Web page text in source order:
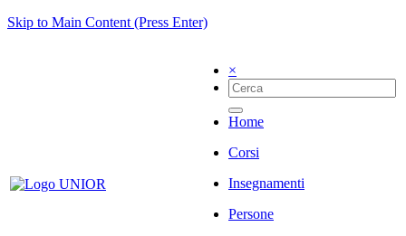
Skip to Main Content (Press Enter)
×
Home
Corsi
Insegnamenti
Persone